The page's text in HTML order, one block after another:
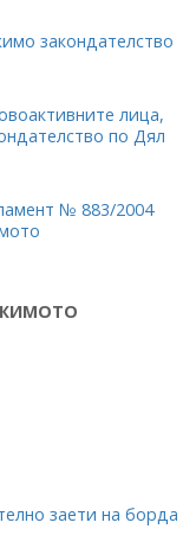
закондателство
лица,
по Дял
№ 883/2004
заети на борда